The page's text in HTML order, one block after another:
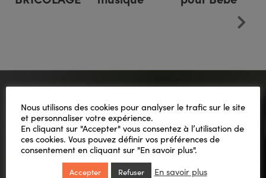
Ils en parlent mieux que
nous !
Nous utilisons des cookies pour analyser le trafic sur le site
et personnaliser votre expérience.
En cliquant sur "Accepter" vous consentez à l’utilisation de
ces cookies. Vous pouvez définir vos préférences de
consentement en cliquant sur "En savoir plus".
Accepter Refuser En savoir plus